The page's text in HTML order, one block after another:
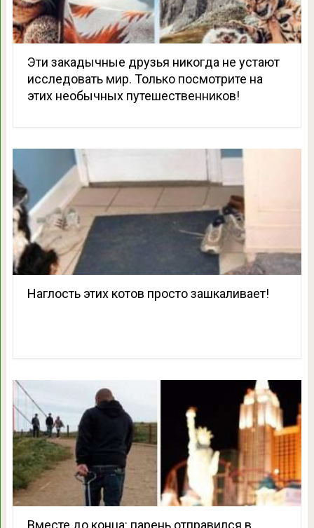
Эти закадычные друзья никогда не устают
исследовать мир. Только посмотрите на
этих необычных путешественников!
Наглость этих котов просто зашкаливает!
Вместе до конца: парень отправился в